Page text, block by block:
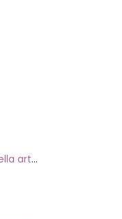
Slip tripack donna vita bassa cotonella art 3165 in cotone elasticizzato